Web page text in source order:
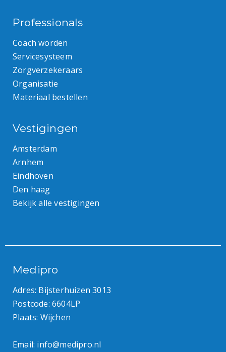
Professionals
Coach worden
Servicesysteem
Zorgverzekeraars
Organisatie
Materiaal bestellen
Vestigingen
Amsterdam
Arnhem
Eindhoven
Den haag
Bekijk alle vestigingen
Medipro
Adres: Bijsterhuizen 3013
Postcode: 6604LP
Plaats: Wijchen
Email: info@medipro.nl